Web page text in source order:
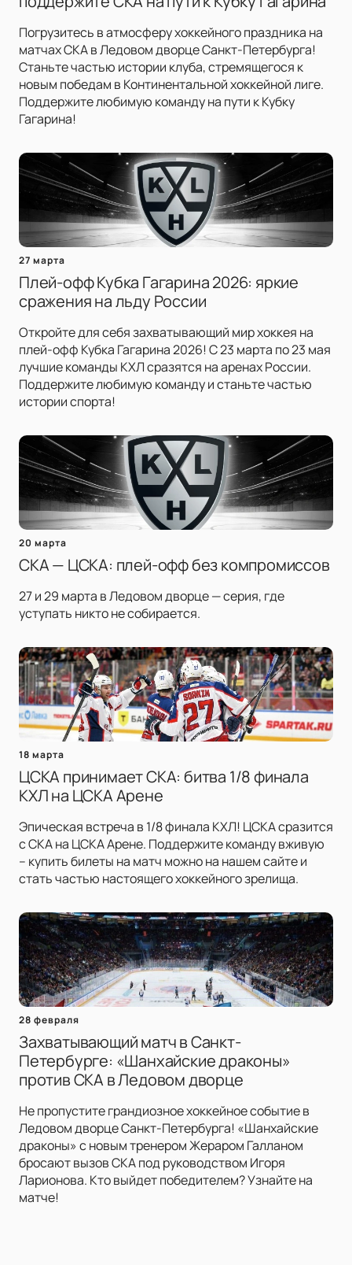
Погрузитесь в атмосферу хоккейного праздника на
матчах СКА в Ледовом дворце Санкт-Петербурга!
Станьте частью истории клуба, стремящегося к
новым победам в Континентальной хоккейной лиге.
Поддержите любимую команду на пути к Кубку
Гагарина!
27 марта
Плей-офф Кубка Гагарина 2026: яркие
сражения на льду России
Откройте для себя захватывающий мир хоккея на
плей-офф Кубка Гагарина 2026! С 23 марта по 23 мая
лучшие команды КХЛ сразятся на аренах России.
Поддержите любимую команду и станьте частью
истории спорта!
20 марта
СКА — ЦСКА: плей-офф без компромиссов
27 и 29 марта в Ледовом дворце — серия, где
уступать никто не собирается.
18 марта
ЦСКА принимает СКА: битва 1/8 финала
КХЛ на ЦСКА Арене
Эпическая встреча в 1/8 финала КХЛ! ЦСКА сразится
с СКА на ЦСКА Арене. Поддержите команду вживую
– купить билеты на матч можно на нашем сайте и
стать частью настоящего хоккейного зрелища.
28 февраля
Захватывающий матч в Санкт-
Петербурге: «Шанхайские драконы»
против СКА в Ледовом дворце
Не пропустите грандиозное хоккейное событие в
Ледовом дворце Санкт-Петербурга! «Шанхайские
драконы» с новым тренером Жераром Галланом
бросают вызов СКА под руководством Игоря
Ларионова. Кто выйдет победителем? Узнайте на
матче!